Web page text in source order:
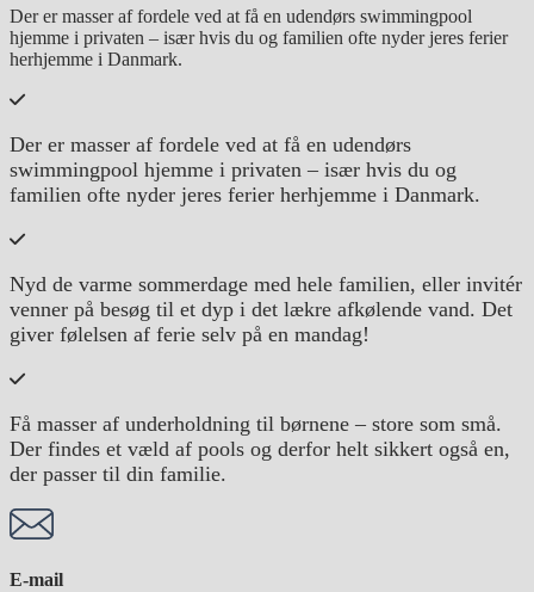
Der er masser af fordele ved at få en udendørs swimmingpool
hjemme i privaten – især hvis du og familien ofte nyder jeres ferier
herhjemme i Danmark.
Der er masser af fordele ved at få en udendørs
swimmingpool hjemme i privaten – især hvis du og
familien ofte nyder jeres ferier herhjemme i Danmark.
Nyd de varme sommerdage med hele familien, eller invitér
venner på besøg til et dyp i det lækre afkølende vand. Det
giver følelsen af ferie selv på en mandag!
Få masser af underholdning til børnene – store som små.
Der findes et væld af pools og derfor helt sikkert også en,
der passer til din familie.
E-mail